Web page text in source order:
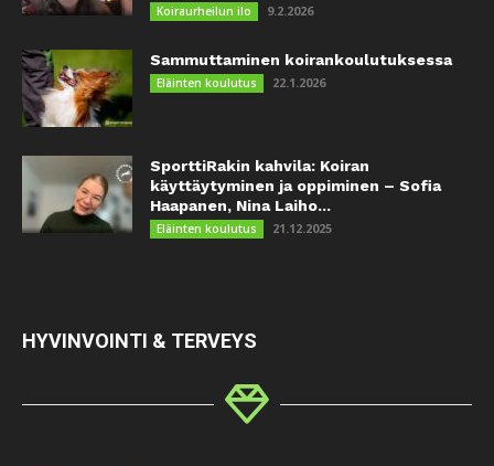
Koiraurheilun ilo 9.2.2026
Sammuttaminen koirankoulutuksessa
Eläinten koulutus 22.1.2026
SporttiRakin kahvila: Koiran
käyttäytyminen ja oppiminen – Sofia
Haapanen, Nina Laiho...
Eläinten koulutus 21.12.2025
HYVINVOINTI & TERVEYS